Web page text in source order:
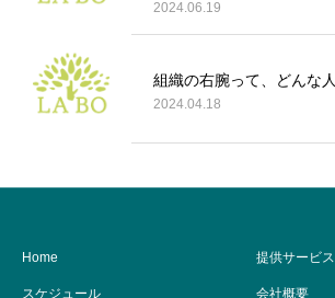
2024.06.19
組織の右腕って、どんな人
2024.04.18
Home 提供サービス
スケジュール 会社概要